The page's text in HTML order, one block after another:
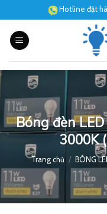
to
content
Hotline đặt
Bóng đèn
3000K
Trang chủ / BÓNG